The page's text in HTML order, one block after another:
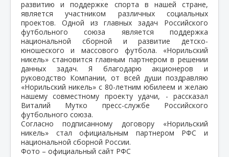
развитию и поддержке спорта в нашей стране,
является участником различных социальных
проектов. Одной из главных задач Российского
футбольного союза является поддержка
национальной сборной и развитие детско-
юношеского и массового футбола. «Норильский
никель» становится главным партнером в решении
данных задач. Я благодарю акционеров и
руководство Компании, от всей души поздравляю
«Норильский никель» с 80-летним юбилеем и желаю
нашему совместному проекту удачи, - рассказал
Виталий Мутко пресс-службе Российского
футбольного союза.
Согласно подписанному договору «Норильский
никель» стал официальным партнером РФС и
национальной сборной России.
Фото – официальный сайт РФС